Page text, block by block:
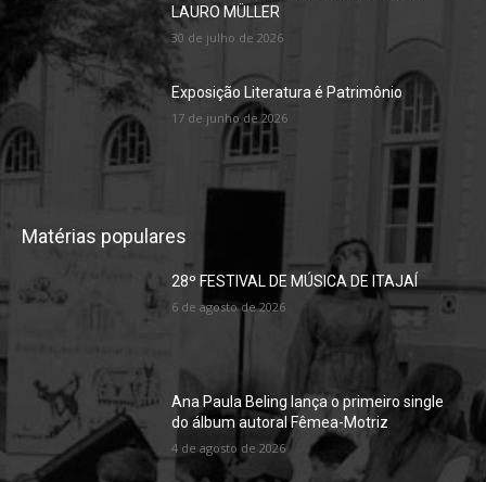
LAURO MÜLLER
30 de julho de 2026
Exposição Literatura é Patrimônio
17 de junho de 2026
Matérias populares
28º FESTIVAL DE MÚSICA DE ITAJAÍ
6 de agosto de 2026
Ana Paula Beling lança o primeiro single
do álbum autoral Fêmea-Motriz
4 de agosto de 2026